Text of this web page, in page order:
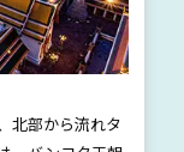
北部から流れタ